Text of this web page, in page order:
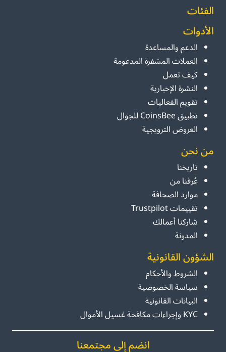
الفئات
الأدوات
الدعم والمساعدة
العملات المشفرة المدعومة
كيف تعمل
النشرة الإخبارية
تقويم الفعاليات
تطبيق CoinsBee للجوال
العروض الترويجية
من نحن
تاريخنا
عُرفنا من
موارد الصحافة
تقييمات Trustpilot
شاركنا أعمالك
المدونة
الشؤون القانونية
الشروط والأحكام
سياسة الخصوصية
البيانات القانونية
KYC وإجراءات مكافحة غسيل الأموال
انضم إلى مجتمعنا